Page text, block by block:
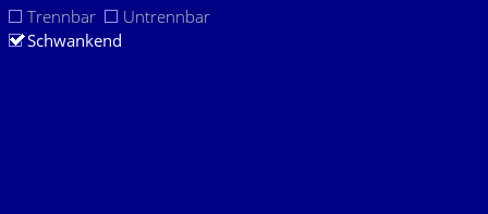
Trennbar
Untrennbar
Schwankend